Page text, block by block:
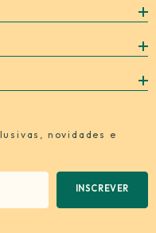
novidades e
INSCREVER